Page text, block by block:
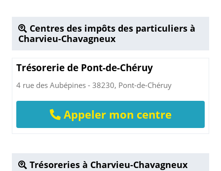
Centres des impôts des particuliers à
Charvieu-Chavagneux
Trésorerie de Pont-de-Chéruy
4 rue des Aubépines - 38230, Pont-de-Chéruy
Appeler mon centre
Trésoreries à Charvieu-Chavagneux